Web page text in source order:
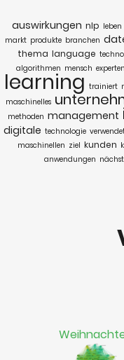
auswirkungen nlp leben
markt produkte branchen
thema language
algorithmen mensch experten
learning trainiert
maschinelles
methoden management
digitale technologie
maschinellen ziel kunden
anwendungen